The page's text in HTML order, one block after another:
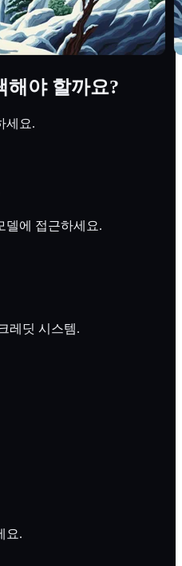
해야 할까요?
세요.
델에 접근하세요.
레딧 시스템.
요.